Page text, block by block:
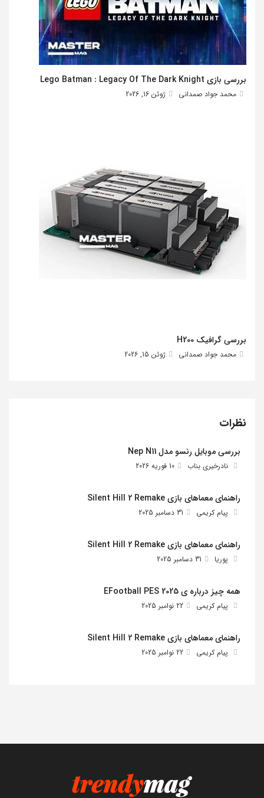
بررسی بازی Lego Batman : Legacy Of The Dark Knight
محمد جواد صمدانی ژوئن 16, 2026
بررسی گرافیک H200
محمد جواد صمدانی ژوئن 15, 2026
نظرات
بررسی موبایل رنسو مدل Nep N11
نادرخیری بناب 10 فوریه 2026
راهنمای معماهای بازی Silent Hill 2 Remake
پیام کریمی 31 دسامبر 2025
راهنمای معماهای بازی Silent Hill 2 Remake
پوریا 31 دسامبر 2025
همه چیز درباره ی EFootball PES 2025
پیام کریمی 22 نوامبر 2025
راهنمای معماهای بازی Silent Hill 2 Remake
پیام کریمی 22 نوامبر 2025